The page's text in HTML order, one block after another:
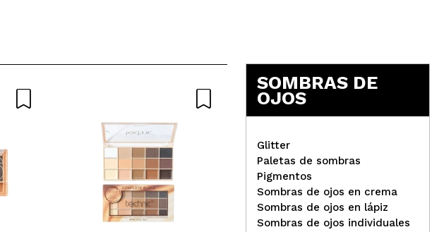
Catrice - Paleta de
sombras mini 5 In a Box -
SOMBRAS DE
OJOS
Glitter
Paletas de sombras
Pigmentos
Sombras de ojos en crema
Sombras de ojos en lápiz
Sombras de ojos individuales